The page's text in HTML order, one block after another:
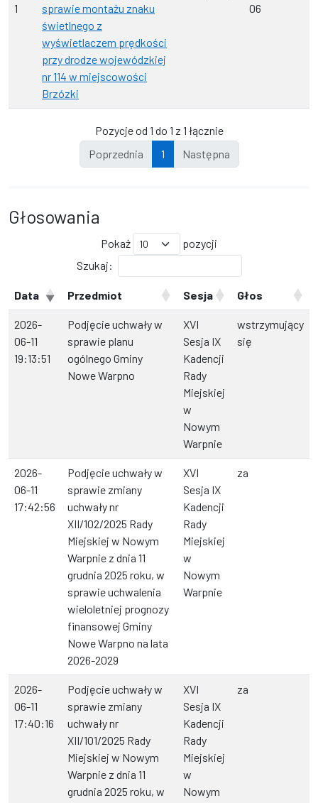
1
sprawie montażu znaku
świetlnego z
wyświetlaczem prędkości
przy drodze wojewódzkiej
nr 114 w miejscowości
Brzózki
06
Pozycje od 1 do 1 z 1 łącznie
Poprzednia
1 Następna
Głosowania
Pokaż
pozycji
Szukaj:
Data Przedmiot Sesja Głos
2026-
06-11
19:13:51
Podjęcie uchwały w
sprawie planu
ogólnego Gminy
Nowe Warpno
XVI
Sesja IX
Kadencji
Rady
Miejskiej
w
Nowym
Warpnie
wstrzymujący
się
2026-
06-11
17:42:56
Podjęcie uchwały w
sprawie zmiany
uchwały nr
XII/102/2025 Rady
Miejskiej w Nowym
Warpnie z dnia 11
grudnia 2025 roku, w
sprawie uchwalenia
wieloletniej prognozy
finansowej Gminy
Nowe Warpno na lata
2026-2029
XVI
Sesja IX
Kadencji
Rady
Miejskiej
w
Nowym
Warpnie
za
2026-
06-11
17:40:16
Podjęcie uchwały w
sprawie zmiany
uchwały nr
XII/101/2025 Rady
Miejskiej w Nowym
Warpnie z dnia 11
grudnia 2025 roku, w
XVI
Sesja IX
Kadencji
Rady
Miejskiej
w
Nowym
za